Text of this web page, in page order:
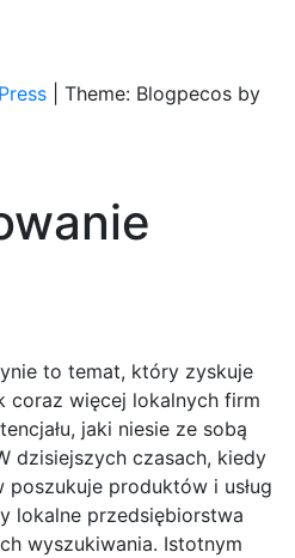
Theme: Blogpecos by
to temat, który zyskuje
coraz więcej lokalnych firm
jaki niesie ze sobą
dzisiejszych czasach, kiedy
produktów i usług
lokalne przedsiębiorstwa
wyszukiwania. Istotnym